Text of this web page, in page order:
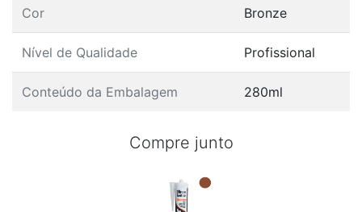
Cor Bronze
Nível de Qualidade Profissional
Conteúdo da Embalagem 280ml
Compre junto